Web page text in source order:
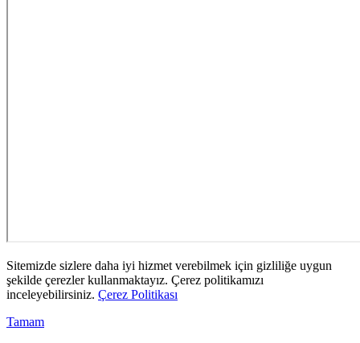
Sitemizde sizlere daha iyi hizmet verebilmek için gizliliğe uygun
şekilde çerezler kullanmaktayız. Çerez politikamızı
inceleyebilirsiniz. Çerez Politikası
Tamam